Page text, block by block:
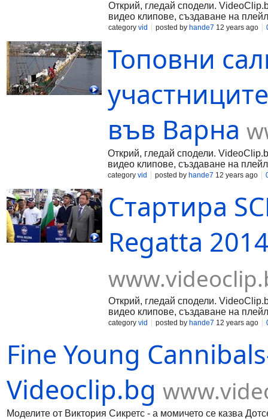
Открий, гледай сподели.
видео клипове, създаване на
category vid posted by hande7 12 years ago
Топовни
във Варна
Открий, гледай сподели.
видео клипове, създаване на
category vid posted by hande7 12 years ago
Стартира
Regatta
Открий, гледай сподели.
видео клипове, създаване на
category vid posted by hande7 12 years ago
Fine Young
Videoclip.bg
Моделите от Виктория Сикретс - а момичето се казва